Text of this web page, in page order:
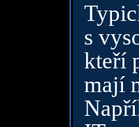
s
kteří
mají